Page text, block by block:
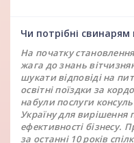
Чи потрібні
На початку становлення
жага до знань
шукати відповіді на
освітні поїздки за
набули послуги
Україну для
ефективності бізнесу.
за останні 10 років